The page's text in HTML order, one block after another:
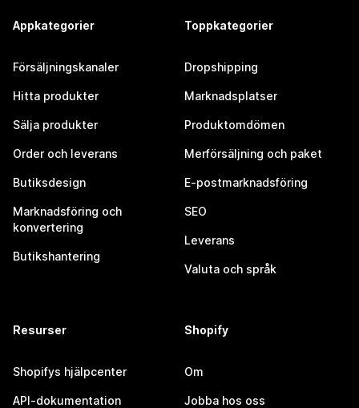
Appkategorier
Försäljningskanaler
Hitta produkter
Sälja produkter
Order och leverans
Butiksdesign
Marknadsföring och
konvertering
Butikshantering
Toppkategorier
Dropshipping
Marknadsplatser
Produktomdömen
Merförsäljning och paket
E-postmarknadsföring
SEO
Leverans
Valuta och språk
Resurser
Shopifys hjälpcenter
API-dokumentation
Shopify
Om
Jobba hos oss